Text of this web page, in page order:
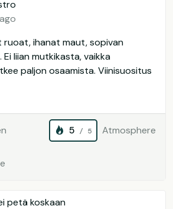
ruoat, ihanat maut, sopivan
liian mutkikasta, vaikka
paljon osaamista. Viinisuositus
5 / 5 Atmosphere
petä koskaan